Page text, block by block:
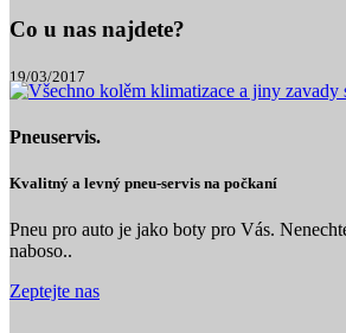
Co u nas najdete?
19/03/2017
Pneuservis.
Kvalitný a levný pneu-servis na počkaní
Pneu pro auto je jako boty pro Vás.
naboso..
Zeptejte nas